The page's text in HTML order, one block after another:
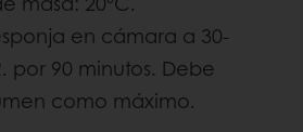
en cámara a 30-
por 90 minutos. Debe
como máximo.